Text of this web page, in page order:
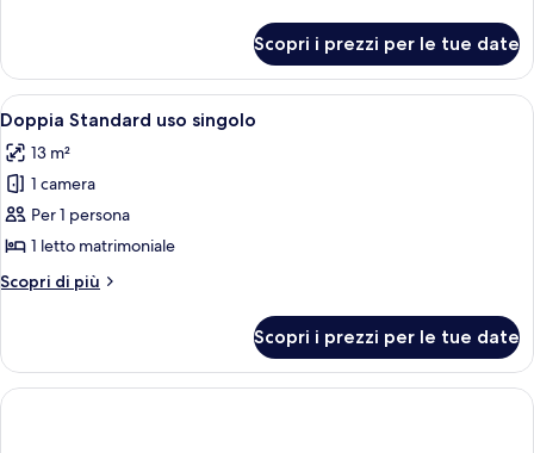
singola
Scopri i prezzi per le tue date
Apri
tutte
le
foto
per
Doppia
Standard
uso
Una camera da letto moderna con
3
Doppia Standard uso singolo
13 m²
1 camera
Per 1 persona
1 letto matrimoniale
Scopri di più
Altri
Standard
uso
singolo
Scopri i prezzi per le tue date